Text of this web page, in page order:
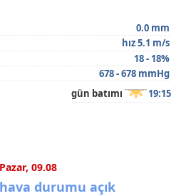
0.0 mm
hız 5.1 m/s
18 - 18%
678 - 678 mmHg
gün batımı 19:15
Pazar, 09.08
hava durumu açık